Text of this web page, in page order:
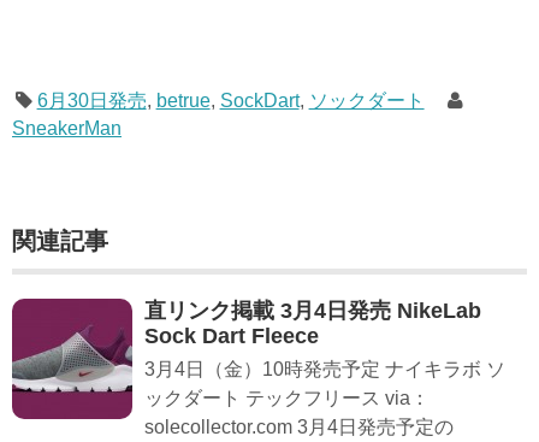
6月30日発売, betrue, SockDart, ソックダート
SneakerMan
関連記事
直リンク掲載 3月4日発売 NikeLab
Sock Dart Fleece
3月4日（金）10時発売予定 ナイキラボ ソ
ックダート テックフリース via：
solecollector.com 3月4日発売予定の